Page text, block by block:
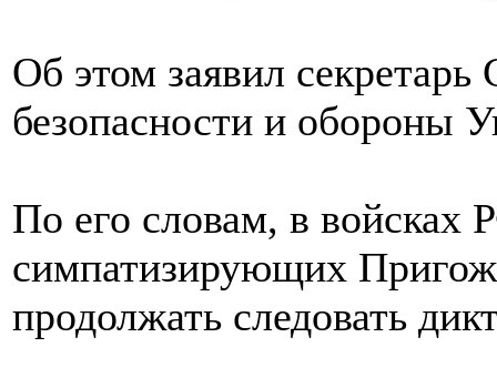
Об этом заявил секретарь
безопасности и обороны
По его словам, в войсках
симпатизирующих
продолжать следовать